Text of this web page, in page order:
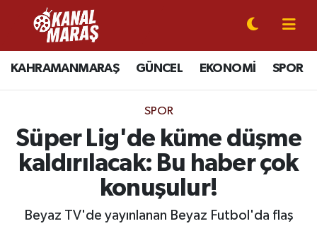
KAHRAMANMARAŞ GÜNCEL EKONOMİ SPOR
SPOR
Süper Lig'de küme düşme
kaldırılacak: Bu haber çok
konuşulur!
Beyaz TV'de yayınlanan Beyaz Futbol'da flaş
CANLI YAYIN
KAHRAMANMARAŞ
SPOR
Kahramanmaraş Nöbetçi Eczaneler
Kahramanmaraş Hava Durumu
Kahramanmaraş Namaz Vakitleri
Kahramanmaraş Trafik Yoğunluk Haritası
Süper Lig Puan Durumu ve Fikstür